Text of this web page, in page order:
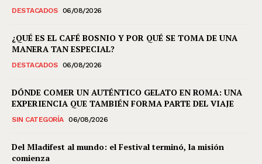
DESTACADOS 06/08/2026
¿QUÉ ES EL CAFÉ BOSNIO Y POR QUÉ SE TOMA DE UNA
MANERA TAN ESPECIAL?
DESTACADOS 06/08/2026
DÓNDE COMER UN AUTÉNTICO GELATO EN ROMA: UNA
EXPERIENCIA QUE TAMBIÉN FORMA PARTE DEL VIAJE
SIN CATEGORÍA 06/08/2026
Del Mladifest al mundo: el Festival terminó, la misión
comienza